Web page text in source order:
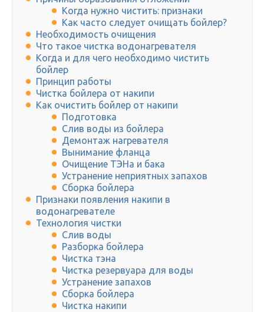
Когда нужно чистить: признаки
Как часто следует очищать бойлер?
Необходимость очищения
Что такое чистка водонагревателя
Когда и для чего необходимо чистить
бойлер
Принцип работы
Чистка бойлера от накипи
Как очистить бойлер от накипи
Подготовка
Слив воды из бойлера
Демонтаж нагревателя
Вынимание фланца
Очищение ТЭНа и бака
Устранение неприятных запахов
Сборка бойлера
Признаки появления накипи в
водонагревателе
Технология чистки
Слив воды
Разборка бойлера
Чистка тэна
Чистка резервуара для воды
Устранение запахов
Сборка бойлера
Чистка накипи